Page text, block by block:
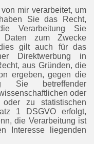
mir verarbeitet, um
Sie das Recht,
Verarbeitung Sie
Daten zum Zwecke
gilt auch für das
Direktwerbung in
aus Gründen, die
ergeben, gegen die
Sie betreffender
oder
oder zu statistischen
1 DSGVO erfolgt,
die Verarbeitung ist
Interesse liegenden